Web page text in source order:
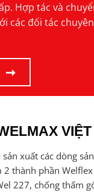
Hợp tác và
các đối tác
sản xuất các dòng
2 thành phần
227, chống thấm